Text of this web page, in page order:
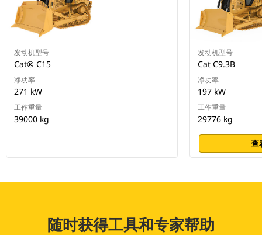
发动机型号
Cat® C15
净功率
271 kW
工作重量
39000 kg
发动机型号
Cat C9.3B
净功率
197 kW
工作重量
29776 kg
查
随时获得工具和专家帮助